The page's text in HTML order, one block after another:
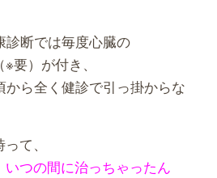
診断では毎度心臓の
要）が付き、
から全く健診で引っ掛からな
て、
いつの間に治っちゃったん